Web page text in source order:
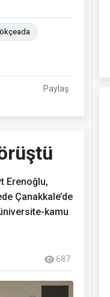
Paylaş
Erenoğlu,
Çanakkale’de
kamu
687